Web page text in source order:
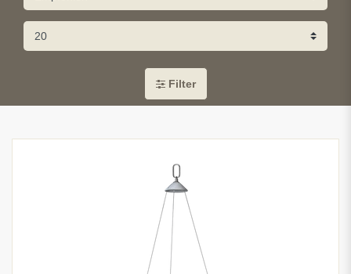
Filter